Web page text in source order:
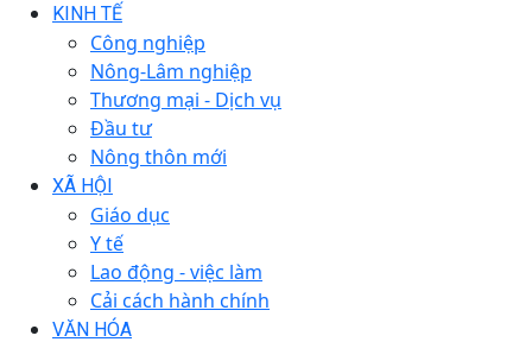
KINH TẾ
Công nghiệp
Nông-Lâm nghiệp
Thương mại - Dịch vụ
Đầu tư
Nông thôn mới
XÃ HỘI
Giáo dục
Y tế
Lao động - việc làm
Cải cách hành chính
VĂN HÓA